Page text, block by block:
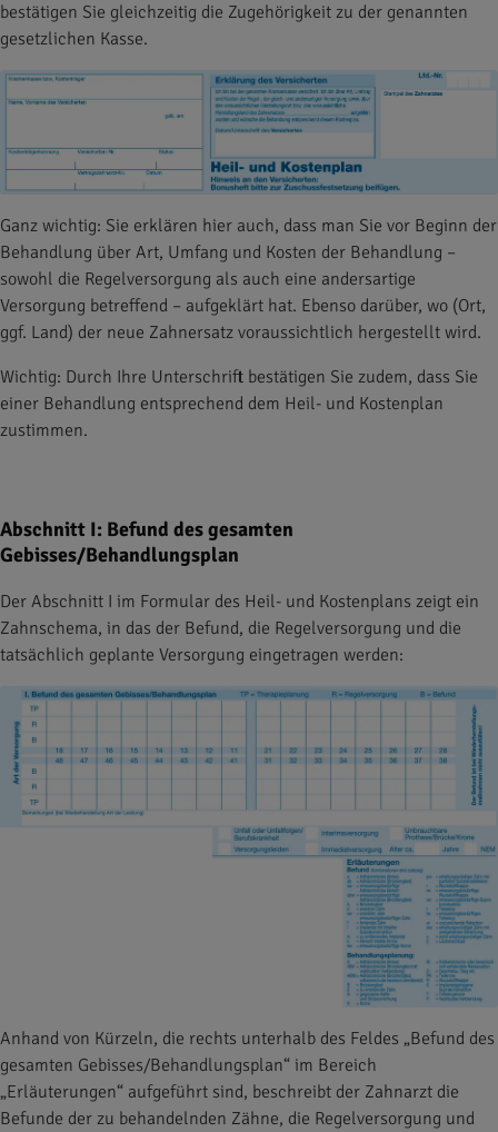
bestätigen Sie gleichzeitig die Zugehörigkeit zu der genannten
gesetzlichen Kasse.
Ganz wichtig: Sie erklären hier auch, dass man Sie vor Beginn der
Behandlung über Art, Umfang und Kosten der Behandlung –
sowohl die Regelversorgung als auch eine andersartige
Versorgung betreffend – aufgeklärt hat. Ebenso darüber, wo (Ort,
ggf. Land) der neue Zahnersatz voraussichtlich hergestellt wird.
Wichtig: Durch Ihre Unterschrift bestätigen Sie zudem, dass Sie
einer Behandlung entsprechend dem Heil- und Kostenplan
zustimmen.
Abschnitt I: Befund des gesamten
Gebisses/Behandlungsplan
Der Abschnitt I im Formular des Heil- und Kostenplans zeigt ein
Zahnschema, in das der Befund, die Regelversorgung und die
tatsächlich geplante Versorgung eingetragen werden:
Anhand von Kürzeln, die rechts unterhalb des Feldes „Befund des
gesamten Gebisses/Behandlungsplan“ im Bereich
„Erläuterungen“ aufgeführt sind, beschreibt der Zahnarzt die
Befunde der zu behandelnden Zähne, die Regelversorgung und